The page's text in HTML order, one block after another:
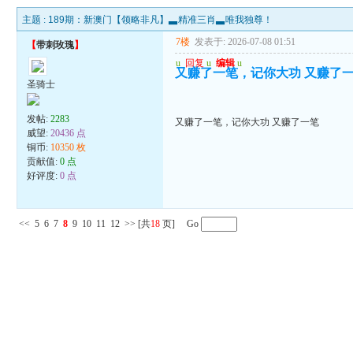
主题 : 189期：新澳门【领略非凡】▃精准三肖▃唯我独尊！
【带刺玫瑰】
圣骑士
发帖:2283
威望:20436 点
铜币: 10350 枚
贡献值:0 点
好评度:0 点
7楼 发表于: 2026-07-08 01:51
u 回复 u 编辑 u
又赚了一笔，记你大功 又赚了
又赚了一笔，记你大功 又赚了一笔
<< 5 6 7 8 9 10 11 12 >> [共18 页] Go